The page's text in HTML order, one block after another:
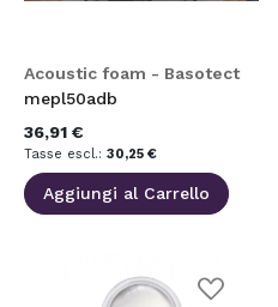
Acoustic foam - Basotect
mepl50adb
36,91 €
30,25 €
Aggiungi al Carrello